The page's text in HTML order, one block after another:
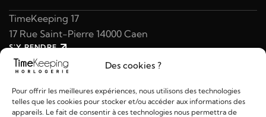
Des cookies ?
Pour offrir les meilleures expériences, nous utilisons des technologies
telles que les cookies pour stocker et/ou accéder aux informations des
appareils. Le fait de consentir à ces technologies nous permettra de
TimeKeeping 17
17 Rue Saint-Pierre 14000 Caen
S'Y RENDRE
02 31 47 49 97